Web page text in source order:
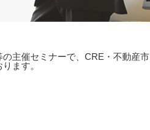
主催セミナーで、CRE・不動産市
ます。